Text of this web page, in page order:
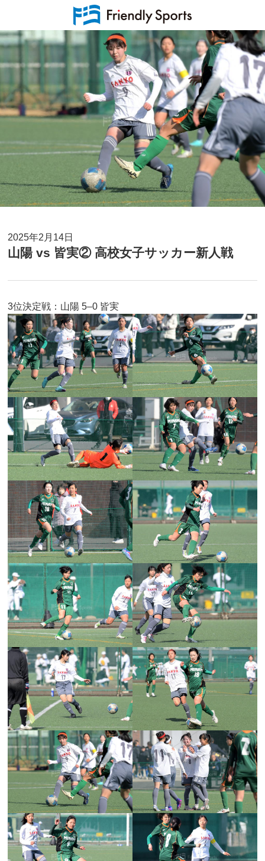
2025年2月14日
山陽 vs 皆実② 高校女子サッカー新人戦
3位決定戦：山陽 5–0 皆実